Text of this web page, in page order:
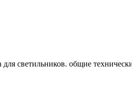
светильников. общие